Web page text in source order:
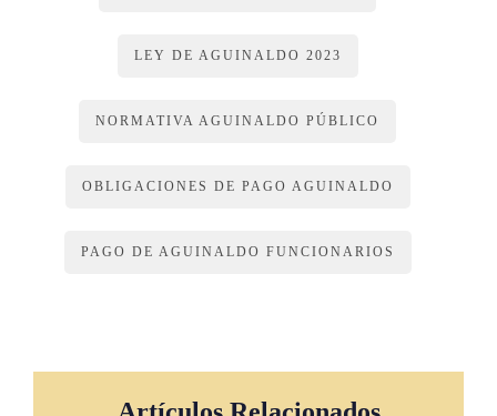
LEY DE AGUINALDO 2023
NORMATIVA AGUINALDO PÚBLICO
OBLIGACIONES DE PAGO AGUINALDO
PAGO DE AGUINALDO FUNCIONARIOS